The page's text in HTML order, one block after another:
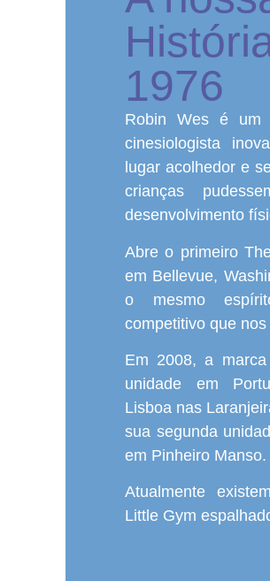
1976
Robin Wes é um
cinesiologista
lugar acolhedor e
crianças
desenvolvimento
Abre o primeiro
em Bellevue,
o mesmo
competitivo que
Em 2008, a
unidade em
Lisboa nas
sua segunda
em Pinheiro Manso.
Atualmente
Little Gym